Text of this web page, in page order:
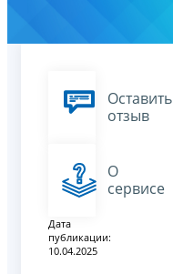
Оставить
отзыв
О
сервисе
Дата
публикации:
10.04.2025